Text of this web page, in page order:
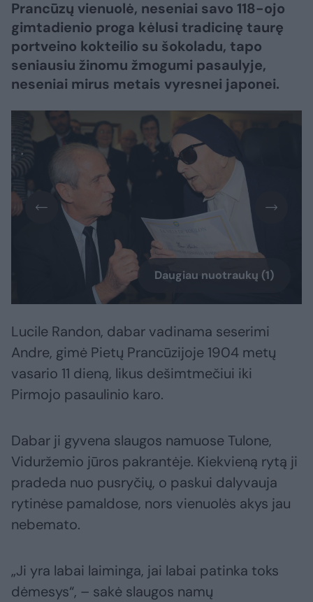
Prancūzų vienuolė, neseniai savo 118-ojo
gimtadienio proga kėlusi tradicinę taurę
portveino kokteilio su šokoladu, tapo
seniausiu žinomu žmogumi pasaulyje,
neseniai mirus metais vyresnei japonei.
Daugiau nuotraukų (1)
Lucile Randon, dabar vadinama seserimi
Andre, gimė Pietų Prancūzijoje 1904 metų
vasario 11 dieną, likus dešimtmečiui iki
Pirmojo pasaulinio karo.
Dabar ji gyvena slaugos namuose Tulone,
Viduržemio jūros pakrantėje. Kiekvieną rytą ji
pradeda nuo pusryčių, o paskui dalyvauja
rytinėse pamaldose, nors vienuolės akys jau
nebemato.
„Ji yra labai laiminga, jai labai patinka toks
dėmesys“, – sakė slaugos namų